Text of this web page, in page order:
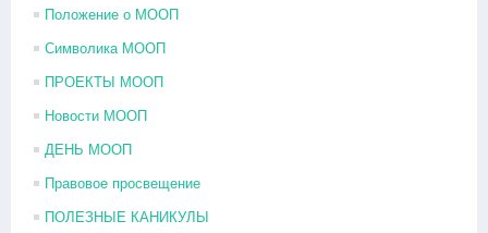
Положение о МООП
Символика МООП
ПРОЕКТЫ МООП
Новости МООП
ДЕНЬ МООП
Правовое просвещение
ПОЛЕЗНЫЕ КАНИКУЛЫ